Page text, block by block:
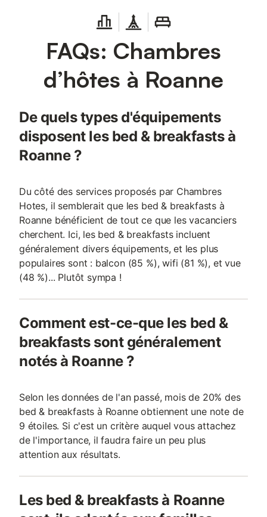
FAQs: Chambres
d’hôtes à Roanne
De quels types d'équipements
disposent les bed & breakfasts à
Roanne ?
Du côté des services proposés par Chambres
Hotes, il semblerait que les bed & breakfasts à
Roanne bénéficient de tout ce que les vacanciers
cherchent. Ici, les bed & breakfasts incluent
généralement divers équipements, et les plus
populaires sont : balcon (85 %), wifi (81 %), et vue
(48 %)... Plutôt sympa !
Comment est-ce-que les bed &
breakfasts sont généralement
notés à Roanne ?
Selon les données de l'an passé, mois de 20% des
bed & breakfasts à Roanne obtiennent une note de
9 étoiles. Si c'est un critère auquel vous attachez
de l'importance, il faudra faire un peu plus
attention aux résultats.
Les bed & breakfasts à Roanne